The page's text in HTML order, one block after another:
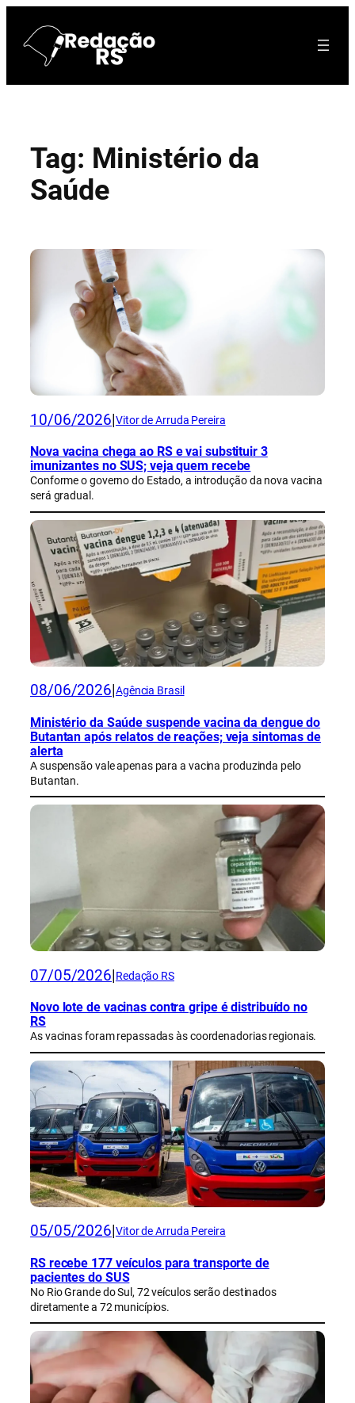
para
Tag: Ministério da
Saúde
10/06/2026 Vitor de Arruda Pereira
Nova vacina chega ao RS e vai substituir 3
imunizantes no SUS; veja quem recebe
Conforme o governo do Estado, a introdução da nova vacina
será gradual.
08/06/2026 Agência Brasil
Ministério da Saúde suspende vacina da dengue do
Butantan após relatos de reações; veja sintomas de
alerta
A suspensão vale apenas para a vacina produzinda pelo
Butantan.
07/05/2026 Redação RS
Novo lote de vacinas contra gripe é distribuído no
RS
As vacinas foram repassadas às coordenadorias regionais.
05/05/2026 Vitor de Arruda Pereira
RS recebe 177 veículos para transporte de
pacientes do SUS
No Rio Grande do Sul, 72 veículos serão destinados
diretamente a 72 municípios.